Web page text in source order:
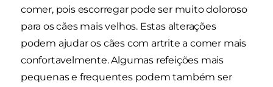
comer, pois escorregar pode ser muito doloroso
para os cães mais velhos. Estas alterações
podem ajudar os cães com artrite a comer mais
confortavelmente. Algumas refeições mais
pequenas e frequentes podem também ser